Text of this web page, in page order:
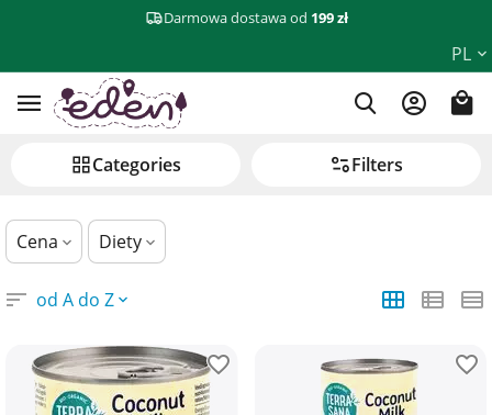
Darmowa dostawa od 199 zł
PL
Сategories Filters
Cena Diety
od A do Z